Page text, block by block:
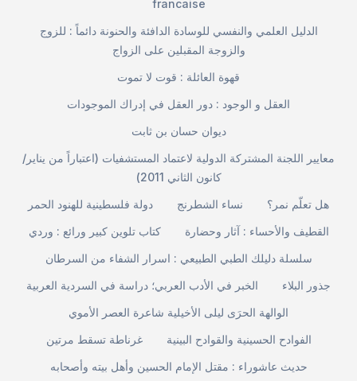
francaise
الدليل العلمي والنفسي للوسادة الدافئة والحنونة دائماً : للزوج
والزوجة المقبلين على الزواج
قهوة العائلة : قوت لا تموت
العقل و الوجود : دور العقل في إدراك الموجودات
ديوان حسان بن ثابت
معايير اللجنة المشتركة الدولية لاعتماد المستشفيات (اعتباراً من يناير/
كانون الثاني 2011)
دولة فلسطينية للهنود الحمر
نساء الشطرنج
هل تعلّم نمر؟
كتاب تلوين كبير ورائع : وردي
القطيف والأحساء : آثار وحضارة
سلسلة دليلك الطبي الطبيعي : اسرار الشفاء من السرطان
الخبر في الأدب العربي؛ دراسة في السردية العربية
جذور البلاء
الوالهة الحرَى ليلى الأخيلية شاعرة العصر الأموي
غرناطة تسقط مرتين
الفوادح الحسينية والقوادح البينية
حديث عاشوراء : مقتل الإمام الحسين وأهل بيته وأصحابه